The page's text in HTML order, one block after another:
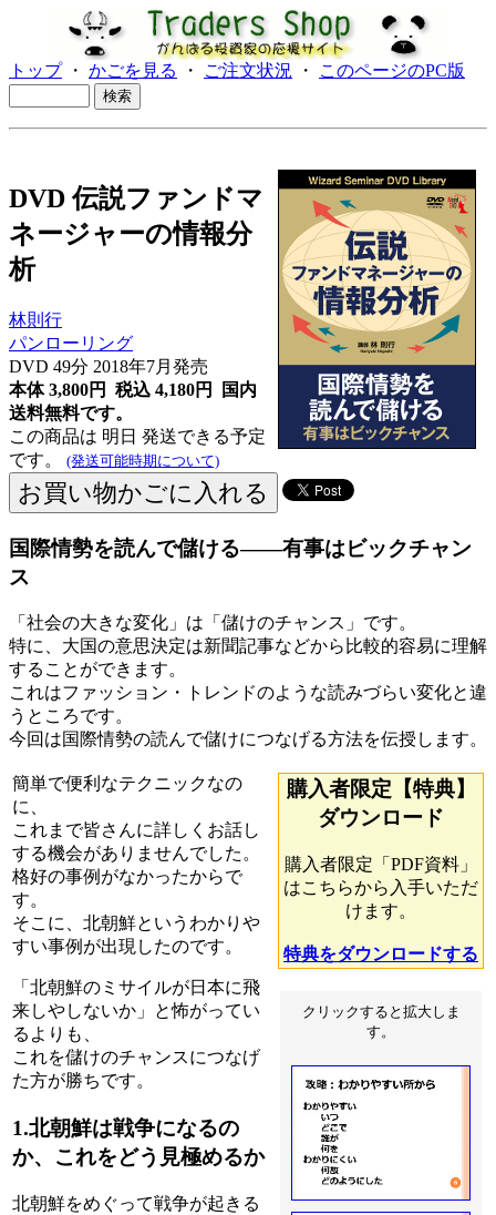
トップ・ かごを見る ・ ご注文状況 ・ このページのPC版
DVD 伝説ファンドマ
ネージャーの情報分
析
林則行
パンローリング
DVD 49分 2018年7月発売
本体 3,800円 税込 4,180円
国内
送料無料です。
この商品は 明日 発送できる予定
です。 (発送可能時期について)
国際情勢を読んで儲ける――有事はビックチャン
ス
「社会の大きな変化」は「儲けのチャンス」です。
特に、大国の意思決定は新聞記事などから比較的容易に理解
することができます。
これはファッション・トレンドのような読みづらい変化と違
うところです。
今回は国際情勢の読んで儲けにつなげる方法を伝授します。
簡単で便利なテクニックなの
に、
これまで皆さんに詳しくお話し
する機会がありませんでした。
格好の事例がなかったからで
す。
そこに、北朝鮮というわかりや
すい事例が出現したのです。
「北朝鮮のミサイルが日本に飛
来しやしないか」と怖がってい
るよりも、
これを儲けのチャンスにつなげ
た方が勝ちです。
1.北朝鮮は戦争になるの
か、これをどう見極めるか
北朝鮮をめぐって戦争が起きる
購入者限定【特典】
ダウンロード
購入者限定「PDF資料」
はこちらから入手いただ
けます。
特典をダウンロードする
クリックすると拡大しま
す。